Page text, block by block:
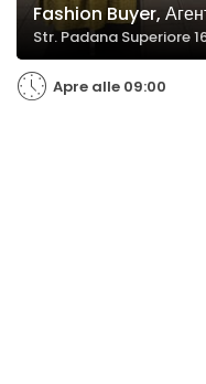
Fashion Buyer,
Str. Padana Superiore
Apre alle 09:00